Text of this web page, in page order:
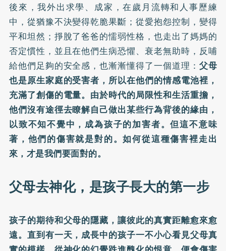
後來，我外出求學、成家，在歲月流轉和人事歷練
中，從猶豫不決變得乾脆果斷；從愛抱怨控制，變得
平和坦然；掙脫了爸爸的懦弱性格，也走出了媽媽的
否定慣性，並且在他們生病恐懼、衰老無助時，反哺
給他們足夠的安全感，也漸漸懂得了一個道理： 父母
也是原生家庭的受害者，所以在他們的情感電池裡，
充滿了創傷的電量。由於時代的局限性和生活重擔，
他們沒有途徑去瞭解自己做出某些行為背後的緣由，
以致不知不覺中，成為孩子的加害者。但這不意味
著，他們的傷害就是對的。如何從這種傷害裡走出
來，才是我們要面對的。
父母去神化，是孩子長大的第一步
孩子的期待和父母的隱藏，讓彼此的真實距離愈來愈
遠。直到有一天，成長中的孩子一不小心看見父母真